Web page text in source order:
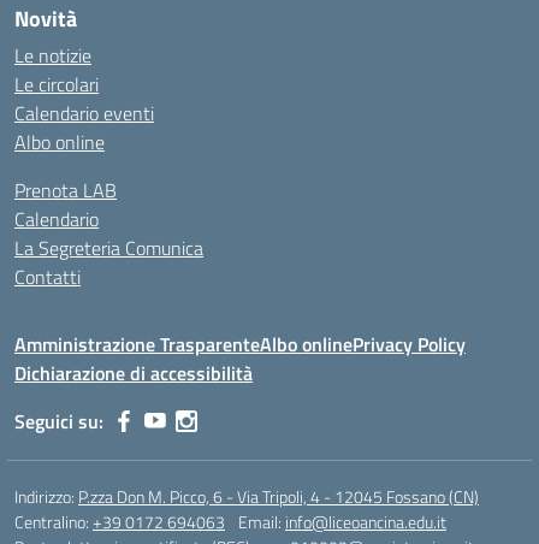
Novità
Le notizie
Le circolari
Calendario eventi
Albo online
Prenota LAB
Calendario
La Segreteria Comunica
Contatti
Amministrazione TrasparenteAlbo onlinePrivacy Policy
Dichiarazione di accessibilità
Seguici su:
Indirizzo: P.zza Don M. Picco, 6 - Via Tripoli, 4 - 12045 Fossano (CN)
Centralino:+39 0172 694063 Email: info@liceoancina.edu.it